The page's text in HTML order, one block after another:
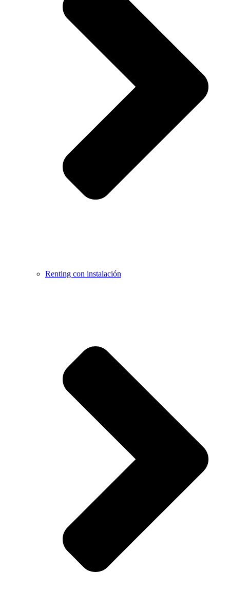
Renting con instalación